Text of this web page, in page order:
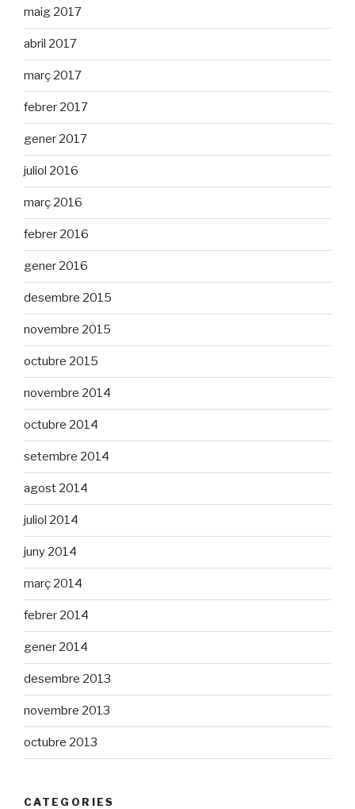
maig 2017
abril 2017
març 2017
febrer 2017
gener 2017
juliol 2016
març 2016
febrer 2016
gener 2016
desembre 2015
novembre 2015
octubre 2015
novembre 2014
octubre 2014
setembre 2014
agost 2014
juliol 2014
juny 2014
març 2014
febrer 2014
gener 2014
desembre 2013
novembre 2013
octubre 2013
CATEGORIES